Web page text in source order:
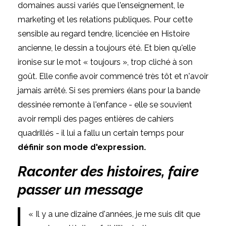
domaines aussi variés que l'enseignement, le
marketing et les relations publiques. Pour cette
sensible au regard tendre, licenciée en Histoire
ancienne, le dessin a toujours été. Et bien qu'elle
ironise sur le mot « toujours », trop cliché à son
goût. Elle confie avoir commencé très tôt et n'avoir
jamais arrêté. Si ses premiers élans pour la bande
dessinée remonte à l'enfance - elle se souvient
avoir rempli des pages entières de cahiers
quadrillés - il lui a fallu un certain temps pour
définir son mode d'expression.
Raconter des histoires, faire
passer un message
« Il y a une dizaine d'années, je me suis dit que